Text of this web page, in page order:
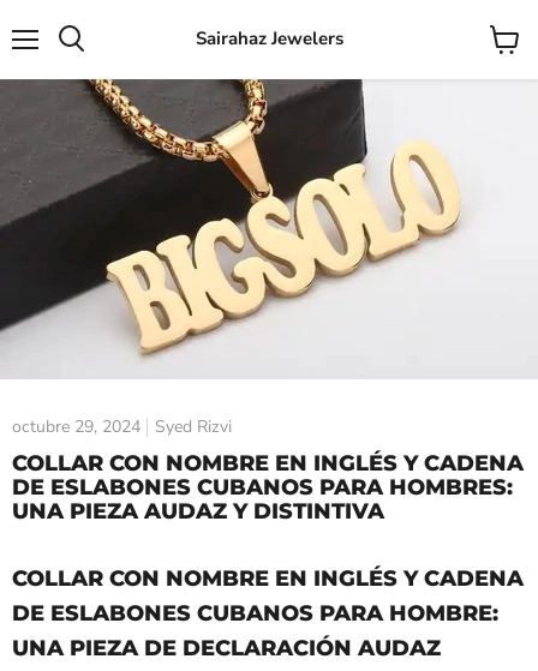
Sairahaz Jewelers
Ver
carrito
octubre 29, 2024 Syed Rizvi
COLLAR CON NOMBRE EN INGLÉS Y CADENA
DE ESLABONES CUBANOS PARA HOMBRES:
UNA PIEZA AUDAZ Y DISTINTIVA
COLLAR CON NOMBRE EN INGLÉS Y CADENA
DE ESLABONES CUBANOS PARA HOMBRE:
UNA PIEZA DE DECLARACIÓN AUDAZ